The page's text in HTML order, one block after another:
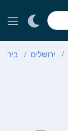
ירושלים בית